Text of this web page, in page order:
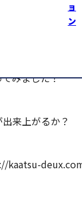
ョ
ン
満足！
みました！
来上がるか？
kaatsu-